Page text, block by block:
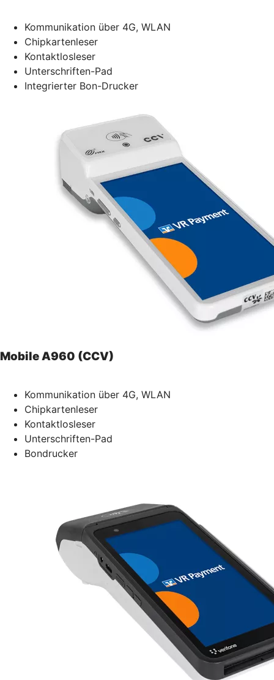
Kommunikation über 4G, WLAN
Chipkartenleser
Kontaktlosleser
Unterschriften-Pad
Integrierter Bon-Drucker
Mobile A960 (CCV)
Kommunikation über 4G, WLAN
Chipkartenleser
Kontaktlosleser
Unterschriften-Pad
Bondrucker